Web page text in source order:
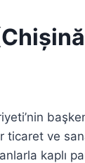
ticaret ve
kaplı